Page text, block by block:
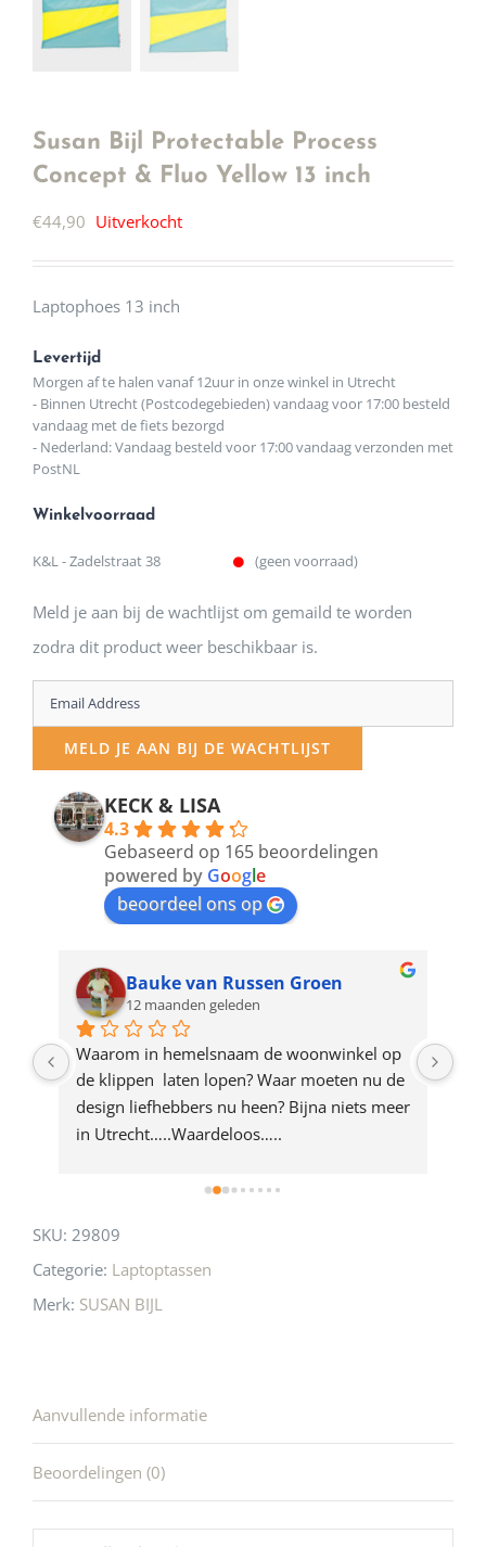
Susan Bijl Protectable Process
Concept & Fluo Yellow 13 inch
€44,90 Uitverkocht
Laptophoes 13 inch
Levertijd
Morgen af te halen vanaf 12uur in onze winkel in Utrecht
- Binnen Utrecht (Postcodegebieden) vandaag voor 17:00 besteld
vandaag met de fiets bezorgd
- Nederland: Vandaag besteld voor 17:00 vandaag verzonden met
PostNL
Winkelvoorraad
K&L - Zadelstraat 38 (geen voorraad)
Meld je aan bij de wachtlijst om gemaild te worden
zodra dit product weer beschikbaar is.
Enter
your
email
address
product
MELD JE AAN BIJ DE WACHTLIJST
KECK & LISA
4.3
Gebaseerd op 165 beoordelingen
powered by Google
beoordeel ons op
Bauke van Russen Groen
12 maanden geleden
Waarom in hemelsnaam de woonwinkel op
de klippen  laten lopen? Waar moeten nu de
design liefhebbers nu heen? Bijna niets meer
in Utrecht…..Waardeloos…..
SKU: 29809
Categorie: Laptoptassen
Merk: SUSAN BIJL
Aanvullende informatie
Beoordelingen (0)